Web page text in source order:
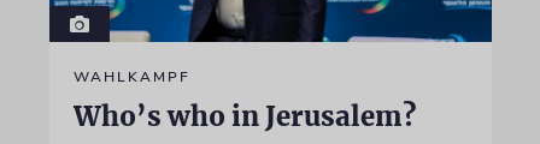
WAHLKAMPF
Who’s who in Jerusalem?